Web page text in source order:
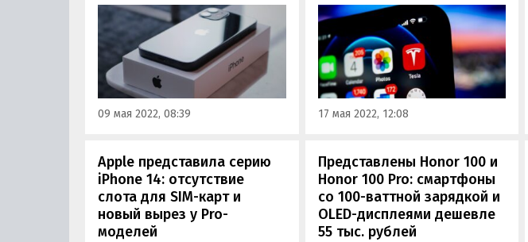
исключительно в электронных
книгах. От применения в
другой технике
производителей
останавливала монохромность
и низкая частота обновления.
09 мая 2022, 08:39
iPhone с дополнительным
дисплеем на электронных
чернилах. И теперь известный
аналитик Мин-Чи Куо из TF
International Securities
подтвердил это.
17 мая 2022, 12:08
Apple представила серию
iPhone 14: отсутствие
слота для SIM-карт и
новый вырез у Pro-
моделей
Представлены Honor 100 и
Honor 100 Pro: смартфоны
со 100-ваттной зарядкой и
OLED-дисплеями дешевле
55 тыс. рублей